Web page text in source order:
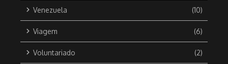
Venezuela (10)
Viagem (6)
Voluntariado (2)